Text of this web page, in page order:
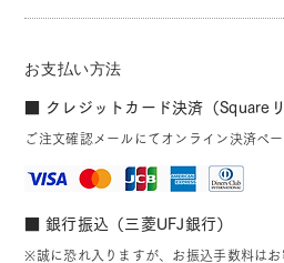
お支払い方法
■ クレジットカード決済（Square
ご注文確認メールにてオンライン決済ペ
■ 銀行振込（三菱UFJ銀行）
※誠に恐れ入りますが、お振込手数料は